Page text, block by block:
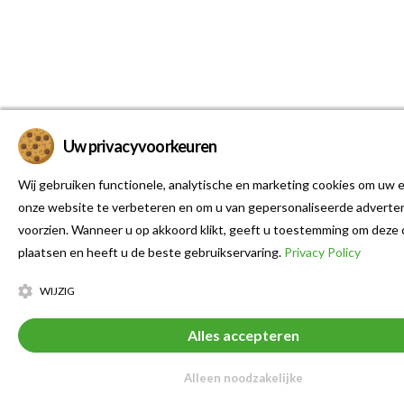
Uw privacyvoorkeuren
Wij gebruiken functionele, analytische en marketing cookies om uw
onze website te verbeteren en om u van gepersonaliseerde
voorzien. Wanneer u op akkoord klikt, geeft u toestemming om deze
plaatsen en heeft u de beste gebruikservaring. Privacy Policy
WIJZIG
Alles accepteren
Alleen noodzakelijke